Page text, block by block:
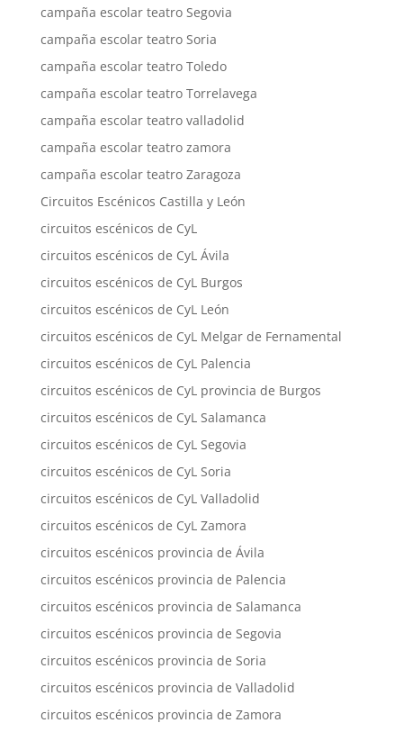
campaña escolar teatro Segovia
campaña escolar teatro Soria
campaña escolar teatro Toledo
campaña escolar teatro Torrelavega
campaña escolar teatro valladolid
campaña escolar teatro zamora
campaña escolar teatro Zaragoza
Circuitos Escénicos Castilla y León
circuitos escénicos de CyL
circuitos escénicos de CyL Ávila
circuitos escénicos de CyL Burgos
circuitos escénicos de CyL León
circuitos escénicos de CyL Melgar de Fernamental
circuitos escénicos de CyL Palencia
circuitos escénicos de CyL provincia de Burgos
circuitos escénicos de CyL Salamanca
circuitos escénicos de CyL Segovia
circuitos escénicos de CyL Soria
circuitos escénicos de CyL Valladolid
circuitos escénicos de CyL Zamora
circuitos escénicos provincia de Ávila
circuitos escénicos provincia de Palencia
circuitos escénicos provincia de Salamanca
circuitos escénicos provincia de Segovia
circuitos escénicos provincia de Soria
circuitos escénicos provincia de Valladolid
circuitos escénicos provincia de Zamora